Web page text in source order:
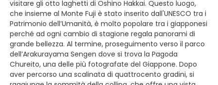
visitare gli otto laghetti di Oshino Hakkai. Questo luogo,
che insieme al Monte Fuji è stato inserito dall'UNESCO tra i
Patrimonio dell’Umanità, è molto popolare tra i giapponesi
perché ad ogni cambio di stagione regala panorami di
grande bellezza. Al termine, proseguimento verso il parco
dell’Arakurayama Sengen dove si trova la Pagoda
Chureito, una delle più fotografate del Giappone. Dopo
aver percorso una scalinata di quattrocento gradini, si